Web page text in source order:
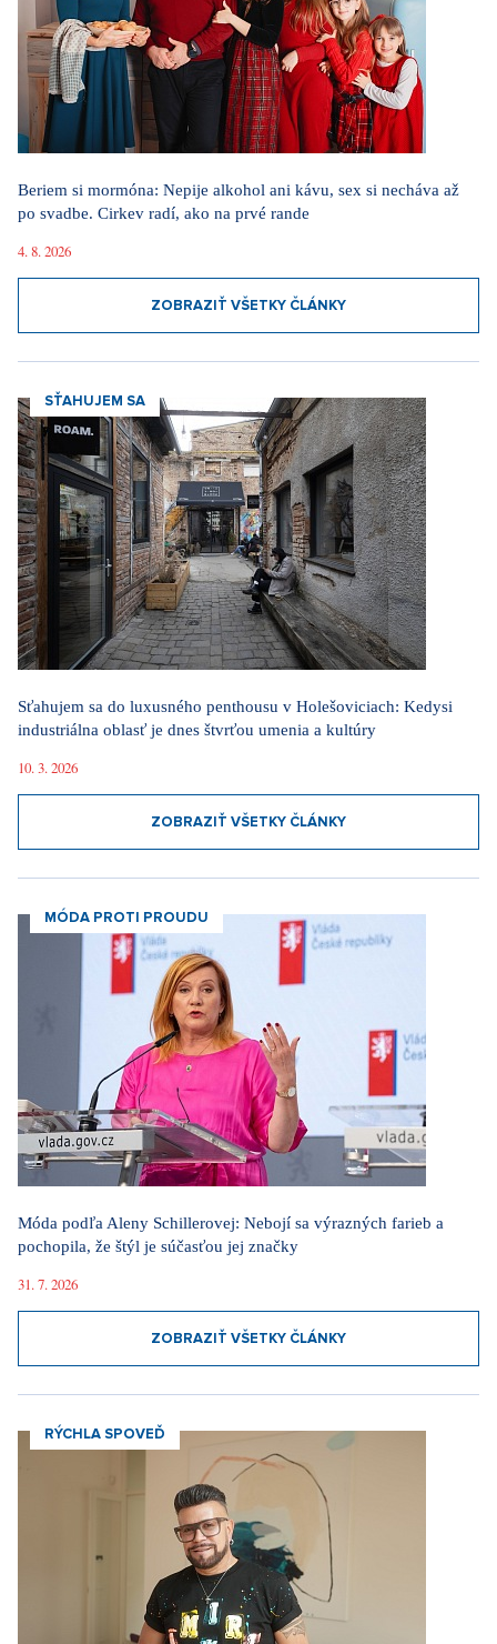
Beriem si mormóna: Nepije alkohol ani kávu, sex si necháva až
po svadbe. Cirkev radí, ako na prvé rande
4. 8. 2026
ZOBRAZIŤ VŠETKY ČLÁNKY
SŤAHUJEM SA
Sťahujem sa do luxusného penthousu v Holešoviciach: Kedysi
industriálna oblasť je dnes štvrťou umenia a kultúry
10. 3. 2026
ZOBRAZIŤ VŠETKY ČLÁNKY
MÓDA PROTI PROUDU
Móda podľa Aleny Schillerovej: Nebojí sa výrazných farieb a
pochopila, že štýl je súčasťou jej značky
31. 7. 2026
ZOBRAZIŤ VŠETKY ČLÁNKY
RÝCHLA SPOVEĎ